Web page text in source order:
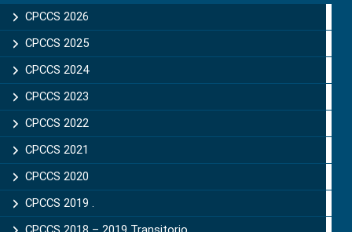
Sidebar
CPCCS 2026
CPCCS 2025
CPCCS 2024
CPCCS 2023
CPCCS 2022
CPCCS 2021
CPCCS 2020
CPCCS 2019 .